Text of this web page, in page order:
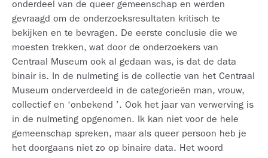
onderdeel van de queer gemeenschap en werden
gevraagd om de onderzoeksresultaten kritisch te
bekijken en te bevragen. De eerste conclusie die we
moesten trekken, wat door de onderzoekers van
Centraal Museum ook al gedaan was, is dat de data
binair is. In de nulmeting is de collectie van het Centraal
Museum onderverdeeld in de categorieën man, vrouw,
collectief en ‘onbekend ’. Ook het jaar van verwerving is
in de nulmeting opgenomen. Ik kan niet voor de hele
gemeenschap spreken, maar als queer persoon heb je
het doorgaans niet zo op binaire data. Het woord